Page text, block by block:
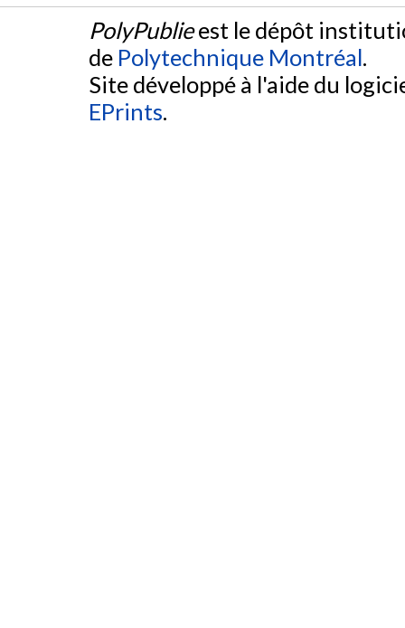
PolyPublieest le dépôt
de Polytechnique Montréal.
Site développé à l'aide du
EPrints.